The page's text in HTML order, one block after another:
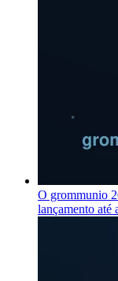
O grommunio
lançamento até